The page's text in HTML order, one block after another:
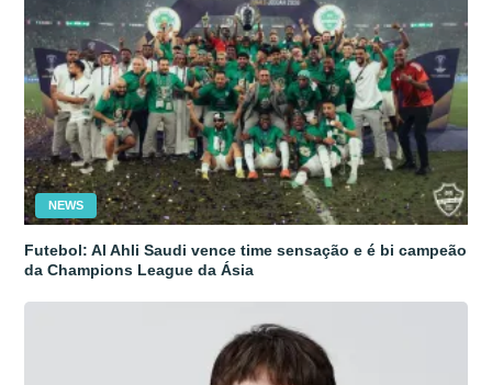
NEWS
Futebol: Al Ahli Saudi vence time sensação e é bi campeão
da Champions League da Ásia